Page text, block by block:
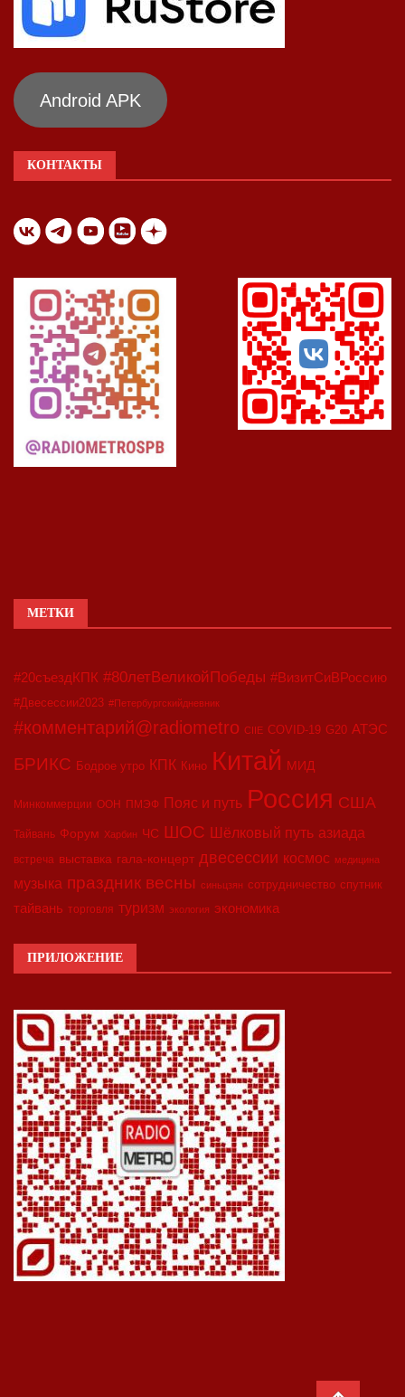
Android APK
КОНТАКТЫ
МЕТКИ
#20съездКПК #80летВеликойПобеды #ВизитСиВРоссию
#Двесессии2023 #Петербургскийдневник
#комментарий@radiometro CIIE COVID-19 G20 АТЭС
БРИКС Бодрое утро КПК Кино Китай МИД
Минкоммерции ООН ПМЭФ Пояс и путь Россия США
Тайвань Форум Харбин ЧС ШОС Шёлковый путь азиада
встреча выставка гала-концерт двесессии космос медицина
музыка праздник весны синьцзян сотрудничество спутник
тайвань торговля туризм экология экономика
ПРИЛОЖЕНИЕ